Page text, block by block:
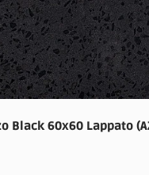
Black 60x60 Lappato